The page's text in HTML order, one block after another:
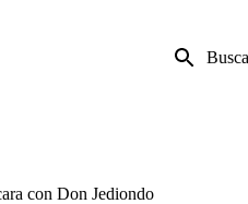
con Don Jediondo